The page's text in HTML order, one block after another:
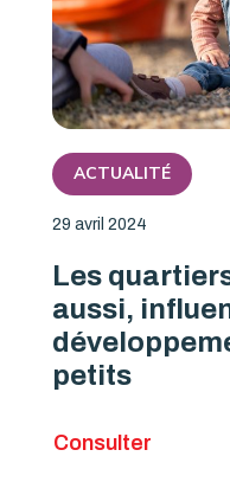
ACTUALITÉ
29 avril 2024
Les
aussi,
petits
Consulter